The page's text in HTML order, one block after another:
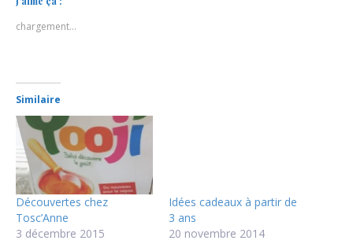
chargement…
Similaire
Découvertes chez
Tosc’Anne
3 décembre 2015
Idées cadeaux à partir de
3 ans
20 novembre 2014